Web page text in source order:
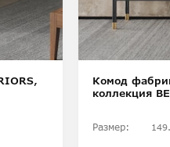
Комод
коллекция
Размер: